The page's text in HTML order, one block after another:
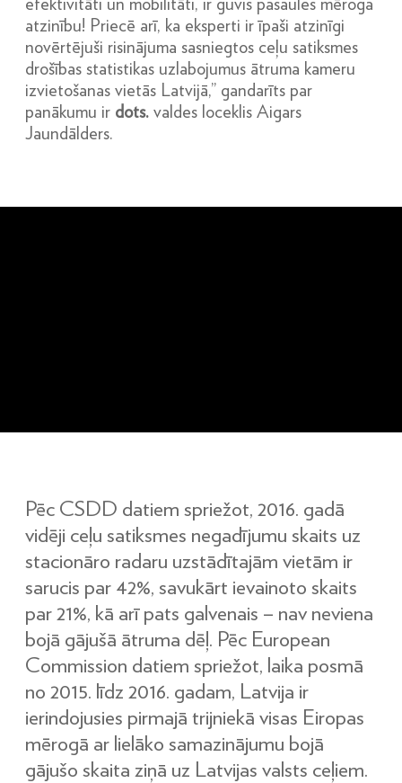
atzinību! Priecē arī, ka eksperti ir īpaši atzinīgi
novērtējuši risinājuma sasniegtos ceļu satiksmes
drošības statistikas uzlabojumus ātruma kameru
izvietošanas vietās Latvijā,” gandarīts par
panākumu ir dots. valdes loceklis Aigars
Jaundālders.
Pēc CSDD datiem spriežot, 2016. gadā
vidēji ceļu satiksmes negadījumu skaits uz
stacionāro radaru uzstādītajām vietām ir
sarucis par 42%, savukārt ievainoto skaits
par 21%, kā arī pats galvenais – nav neviena
bojā gājušā ātruma dēļ. Pēc European
Commission datiem spriežot, laika posmā
no 2015. līdz 2016. gadam, Latvija ir
ierindojusies pirmajā trijniekā visas Eiropas
mērogā ar lielāko samazinājumu bojā
gājušo skaita ziņā uz Latvijas valsts ceļiem.